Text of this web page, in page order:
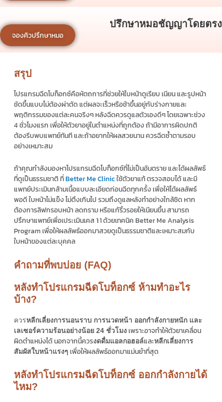
ปรึกษาหมอชัญญาโดยตรง
จองคิวปรึกษาหมอ
สรุป
โปรแกรมฉีดโบท็อกซ์คือหัตถการที่ช่วยให้ใบหน้าดูเรียบ เนียน และรูปหน้า
ชัดขึ้นแบบไม่ต้องผ่าตัด แต่ผลจะเร็วหรือช้าขึ้นอยู่กับร่างกายและ
พฤติกรรมของแต่ละคนจริงๆ หลังฉีดควรดูแลตัวเองดีๆ โดยเฉพาะช่วง
4 ชั่วโมงแรก เพื่อให้ตัวยาอยู่ในตำแหน่งที่ถูกต้อง ถ้ามีอาการผิดปกติ
ต้องรีบพบแพทย์ทันที และถ้าอยากให้ผลสวยนาน ควรฉีดซ้ำตามรอบ
อย่างเหมาะสม
ถ้าคุณกำลังมองหาโปรแกรมฉีดโบท็อกซ์ที่ไม่เป็นอันตราย และได้ผลลัพธ์
ที่ดูเป็นธรรมชาติ ที่Better Me Clinicใช้ตัวยาแท้ ตรวจสอบได้ และมี
แพทย์ประเมินกล้ามเนื้อแบบละเอียดก่อนฉีดทุกครั้ง เพื่อให้ได้ผลลัพธ์
พอดี ใบหน้าไม่แข็ง ไม่ตึงเกินไป รวมถึงดูแลหลังทำอย่างใกล้ชิด หาก
ต้องการลิฟกรอบหน้า ลดกราม หรือแก้ริ้วรอยให้เนียนขึ้น สามารถ
ปรึกษาแพทย์เพื่อเประเมินเคส 1:1 ด้วยเทคนิค Better Me Analysis
Program เพื่อให้ผลลัพธ์ออกมาสวยดูเป็นธรรมชาติและเหมาะสมกับ
ใบหน้าของแต่ละบุคคล
คำถามที่พบบ่อย (FAQ)
หลังทำโปรแกรมฉีดโบท็อกซ์ ห้ามทําอะไร
บ้าง?
ควรหลีกเลี่ยงการนอนราบ การนวดหน้า ออกกำลังกายหนัก และ
เลเซอร์ความร้อนอย่างน้อย 24 ชั่วโมง เพราะอาจทำให้ตัวยาเคลื่อน
ผิดตำแหน่งได้ นอกจากนี้ควรงดดื่มแอลกอฮอล์และหลีกเลี่ยงการ
สัมผัสใบหน้าแรงๆ เพื่อให้ผลลัพธ์ออกมาแม่นยำที่สุด
หลังทำโปรแกรมฉีดโบท็อกซ์ ออกกําลังกายได้
ไหม?